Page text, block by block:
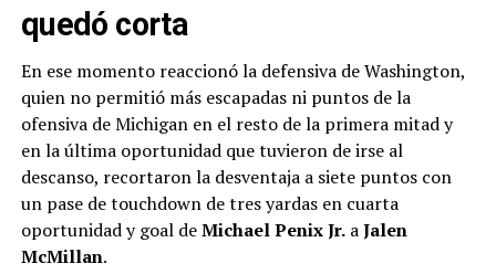
quedó corta
En ese momento reaccionó la defensiva de Washington,
quien no permitió más escapadas ni puntos de la
ofensiva de Michigan en el resto de la primera mitad y
en la última oportunidad que tuvieron de irse al
descanso, recortaron la desventaja a siete puntos con
un pase de touchdown de tres yardas en cuarta
oportunidad y goal deMichael Penix Jr.aJalen
McMillan.